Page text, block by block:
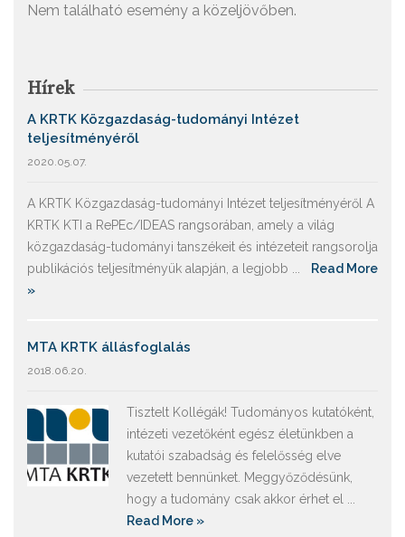
Nem található esemény a közeljövőben.
Hírek
A KRTK Közgazdaság-tudományi Intézet
teljesítményéről
2020.05.07.
A KRTK Közgazdaság-tudományi Intézet teljesítményéről A
KRTK KTI a RePEc/IDEAS rangsorában, amely a világ
közgazdaság-tudományi tanszékeit és intézeteit rangsorolja
publikációs teljesítményük alapján, a legjobb ...
Read More
»
MTA KRTK állásfoglalás
2018.06.20.
Tisztelt Kollégák! Tudományos kutatóként,
intézeti vezetőként egész életünkben a
kutatói szabadság és felelősség elve
vezetett bennünket. Meggyőződésünk,
hogy a tudomány csak akkor érhet el ...
Read More »